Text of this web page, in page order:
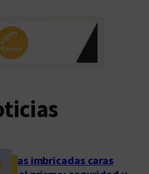
Las imbricadas caras